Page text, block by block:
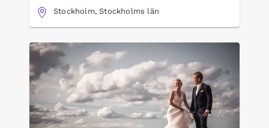
Stockholm, Stockholms län